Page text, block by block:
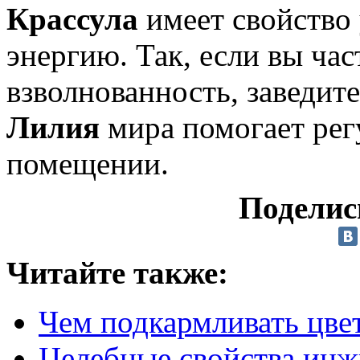
Крассула имеет
энергию. Так, если вы
взволнованность,
Лилия мира помогает
помещении.
Читайте также:
Чем подкармливать